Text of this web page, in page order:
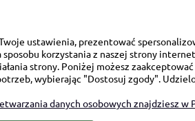
ustawienia, prezentować
korzystania z naszej strony
strony. Poniżej możesz
wybierając "Dostosuj zgody".
danych osobowych znajdziesz